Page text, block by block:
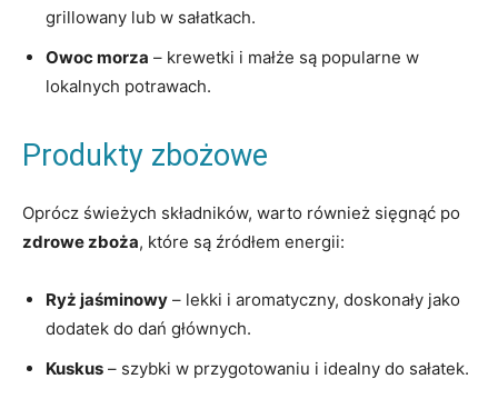
grillowany ⁤lub w‌ sałatkach.
Owoc ⁤morza – krewetki i​ małże są ⁤popularne w
‌lokalnych potrawach.
Produkty‍ zbożowe
Oprócz świeżych składników, warto⁤ również sięgnąć po
zdrowe⁤ zboża, które są źródłem energii:
Ryż jaśminowy – lekki i aromatyczny, doskonały jako
dodatek do dań​ głównych.
Kuskus – szybki w przygotowaniu i ‍idealny do sałatek.